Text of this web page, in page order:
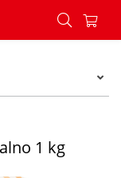
1 kg - Konzum
1 kg